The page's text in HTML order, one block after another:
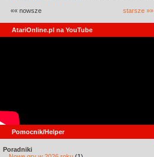
«« nowsze starsze »»
AtariOnline.pl na YouTube
Pomocnik/Helper
Poradniki